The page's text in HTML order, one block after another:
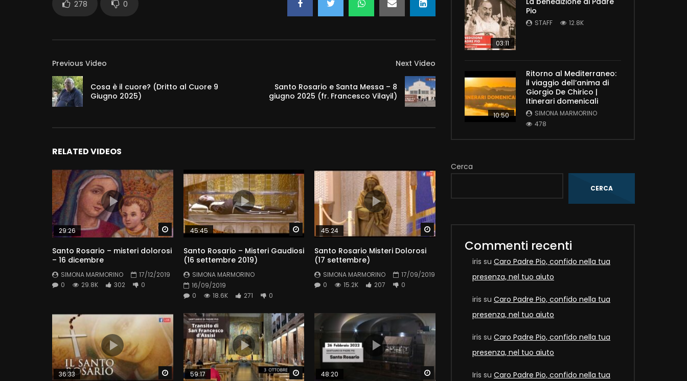
278 0
Previous Video
Cosa è il cuore? (Dritto al Cuore 9
Giugno 2025)
Next Video
Santo Rosario e Santa Messa – 8
giugno 2025 (fr. Francesco Vilayil)
RELATED VIDEOS
Watch Later
29:26
Santo Rosario – misteri dolorosi
– 16 dicembre
SIMONA MARMORINO
17/12/2019
0
29.8K 302 0
Watch Later
45:45
Santo Rosario – Misteri Gaudiosi
(16 settembre 2019)
SIMONA MARMORINO
16/09/2019
0
18.6K 271 0
Watch Later
45:24
Santo Rosario Misteri Dolorosi
(17 settembre)
SIMONA MARMORINO
17/09/2019
0
15.2K 207 0
Watch Later
36:33 Watch Later
59:17 48:20
03:11
Pio
STAFF 12.8K
10:50
Ritorno al Mediterraneo:
il viaggio dell’anima di
Giorgio De Chirico |
Itinerari domenicali
SIMONA MARMORINO
478
Cerca
CERCA
Commenti recenti
iris su Caro Padre Pio, confido nella tua
presenza, nel tuo aiuto
iris su Caro Padre Pio, confido nella tua
presenza, nel tuo aiuto
iris su Caro Padre Pio, confido nella tua
presenza, nel tuo aiuto
Iris su Caro Padre Pio, confido nella tua